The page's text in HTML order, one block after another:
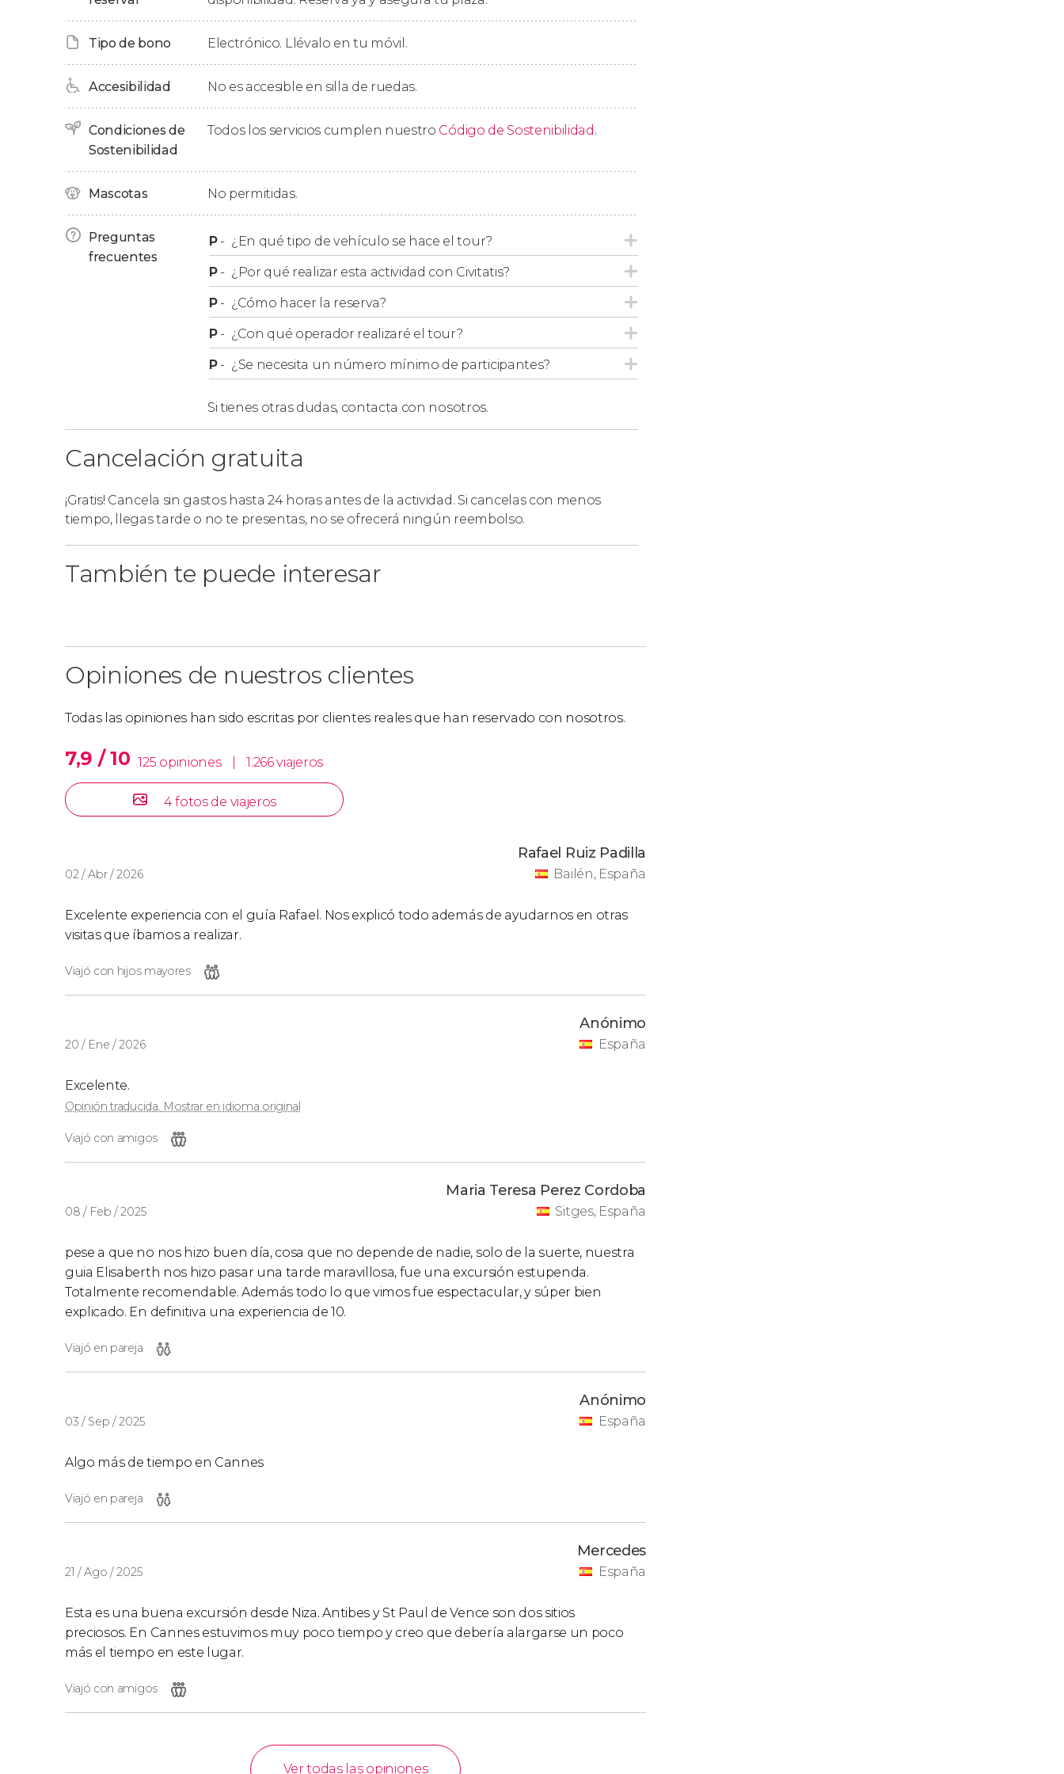
Finalmente regresaremos a
después de la recogida.
Tipo de bono Electrónico. Llévalo en tu móvil.
Accesibilidad No es accesible en silla de ruedas.
Condiciones de
Sostenibilidad
Todos los servicios cumplen nuestro Código de Sostenibilidad .
Mascotas No permitidas.
Preguntas
frecuentes
P- ¿En qué tipo de vehículo se hace el tour?
P- ¿Por qué realizar esta actividad con Civitatis?
P- ¿Cómo hacer la reserva?
P- ¿Con qué operador realizaré el tour?
P- ¿Se necesita un número mínimo de participantes?
Si tienes otras dudas, contacta con nosotros.
Cancelación gratuita
¡Gratis! Cancela sin gastos hasta 24 horas antes de la actividad. Si cancelas con menos
tiempo, llegas tarde o no te presentas, no se ofrecerá ningún reembolso.
También te puede interesar
Opiniones de nuestros clientes
Todas las opiniones han sido escritas por clientes reales que han reservado con nosotros.
7,9 / 10 125 opiniones 1.266 viajeros
4 fotos de viajeros
02 / Abr / 2026
Rafael Ruiz Padilla
Bailén, España
Excelente experiencia con el guía Rafael. Nos explicó todo además de ayudarnos en otras
visitas que íbamos a realizar.
Viajó con hijos mayores
20 / Ene / 2026
Anónimo
España
Excelente.
Opinión traducida. Mostrar en idioma original
Viajó con amigos
08 / Feb / 2025
Maria Teresa Perez Cordoba
Sitges, España
pese a que no nos hizo buen día, cosa que no depende de nadie, solo de la suerte, nuestra
guia Elisaberth nos hizo pasar una tarde maravillosa, fue una excursión estupenda.
Totalmente recomendable. Además todo lo que vimos fue espectacular, y súper bien
explicado. En definitiva una experiencia de 10.
Viajó en pareja
03 / Sep / 2025
Anónimo
España
Algo más de tiempo en Cannes
Viajó en pareja
21 / Ago / 2025
Mercedes
España
Esta es una buena excursión desde Niza. Antibes y St Paul de Vence son dos sitios
preciosos. En Cannes estuvimos muy poco tiempo y creo que debería alargarse un poco
más el tiempo en este lugar.
Viajó con amigos
Ver todas las opiniones